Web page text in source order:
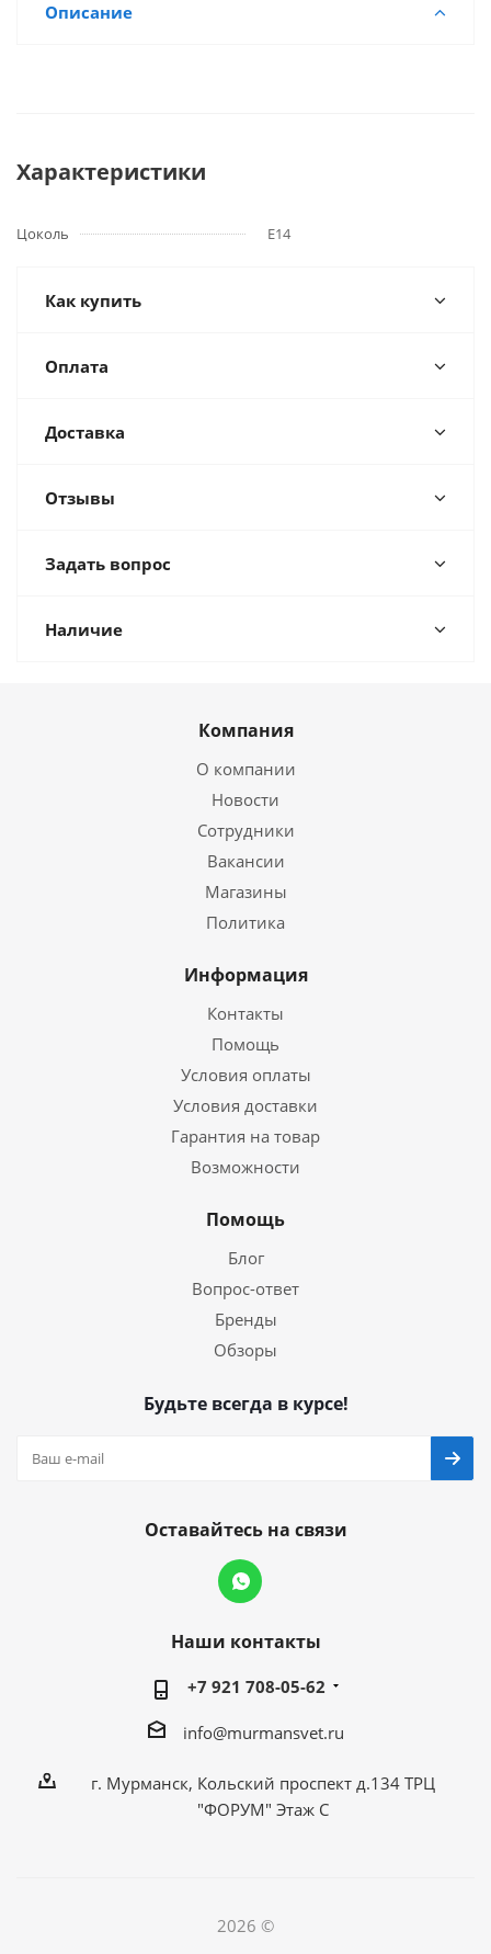
Описание
Характеристики
Цоколь E14
Как купить
Оплата
Доставка
Отзывы
Задать вопрос
Наличие
Компания
О компании
Новости
Сотрудники
Вакансии
Магазины
Политика
Информация
Контакты
Помощь
Условия оплаты
Условия доставки
Гарантия на товар
Возможности
Помощь
Блог
Вопрос-ответ
Бренды
Обзоры
Будьте всегда в курсе!
Оставайтесь на связи
Наши контакты
+7 921 708-05-62
info@murmansvet.ru
г. Мурманск, Кольский проспект д.134 ТРЦ
"ФОРУМ" Этаж С
2026 ©